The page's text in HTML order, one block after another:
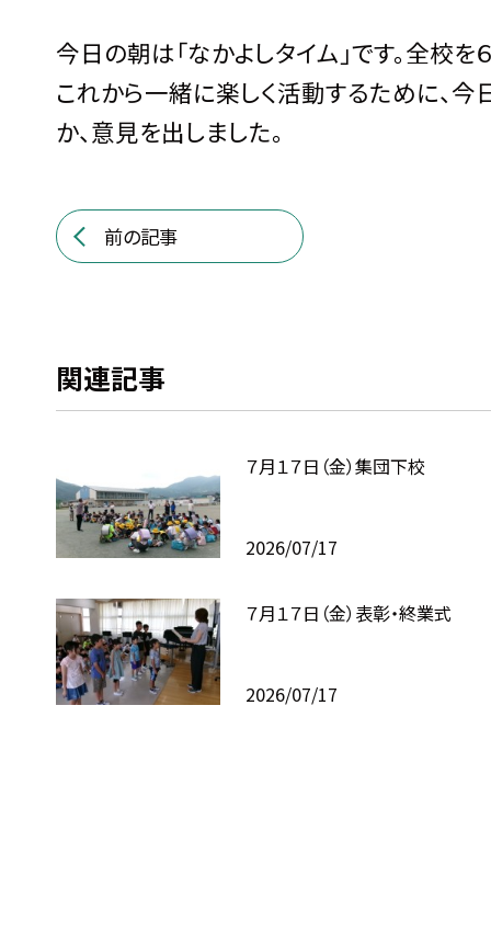
今日の朝は「なかよしタイム」です。全校
これから一緒に楽しく活動するために、
か、意見を出しました。
前の記事
関連記事
７月１７日（金）集団下校
2026/07/17
７月１７日（金）表彰・終業式
2026/07/17